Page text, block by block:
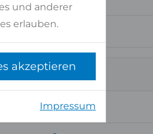
und anderer
erlauben.
akzeptieren
Impressum